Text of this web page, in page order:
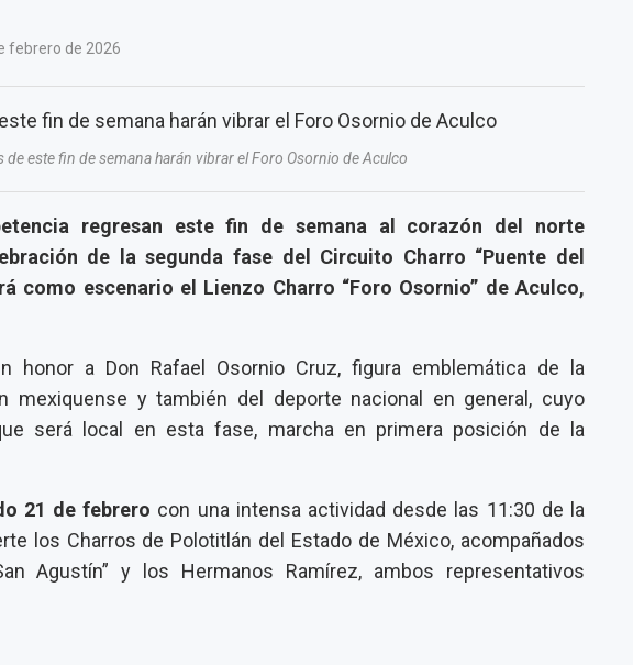
febrero de 2026
de este fin de semana harán vibrar el Foro Osornio de Aculco
regresan este fin de semana al corazón del norte
de la segunda fase del Circuito Charro “Puente del
como escenario el Lienzo Charro “Foro Osornio” de Aculco,
honor a Don Rafael Osornio Cruz, figura emblemática de la
mexiquense y también del deporte nacional en general, cuyo
será local en esta fase, marcha en primera posición de la
21 de febrero con una intensa actividad desde las 11:30 de la
los Charros de Polotitlán del Estado de México, acompañados
Agustín” y los Hermanos Ramírez, ambos representativos